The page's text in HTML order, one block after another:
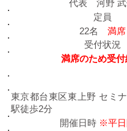
定員
22名 満席
受付状況
満席のため受付
代表 河野 武
東京都台東区東上野 セミ
駅徒歩2分
​開催日時 ※平日